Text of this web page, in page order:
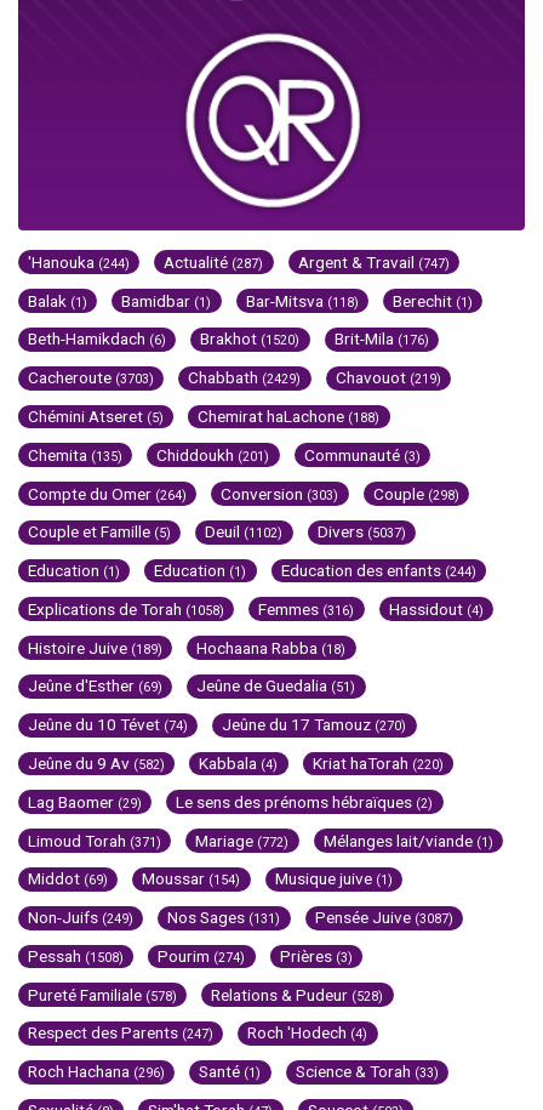
'Hanouka (244) Actualité (287) Argent & Travail (747)
Balak (1) Bamidbar (1) Bar-Mitsva (118) Berechit (1)
Beth-Hamikdach (6) Brakhot (1520) Brit-Mila (176)
Cacheroute (3703) Chabbath (2429) Chavouot (219)
Chémini Atseret (5) Chemirat haLachone (188)
Chemita (135) Chiddoukh (201) Communauté (3)
Compte du Omer (264) Conversion (303) Couple (298)
Couple et Famille (5) Deuil (1102) Divers (5037)
Education (1) Education (1) Education des enfants (244)
Explications de Torah (1058) Femmes (316) Hassidout (4)
Histoire Juive (189) Hochaana Rabba (18)
Jeûne d'Esther (69) Jeûne de Guedalia (51)
Jeûne du 10 Tévet (74) Jeûne du 17 Tamouz (270)
Jeûne du 9 Av (582) Kabbala (4) Kriat haTorah (220)
Lag Baomer (29) Le sens des prénoms hébraïques (2)
Limoud Torah (371) Mariage (772) Mélanges lait/viande (1)
Middot (69) Moussar (154) Musique juive (1)
Non-Juifs (249) Nos Sages (131) Pensée Juive (3087)
Pessah (1508) Pourim (274) Prières (3)
Pureté Familiale (578) Relations & Pudeur (528)
Respect des Parents (247) Roch 'Hodech (4)
Roch Hachana (296) Santé (1) Science & Torah (33)